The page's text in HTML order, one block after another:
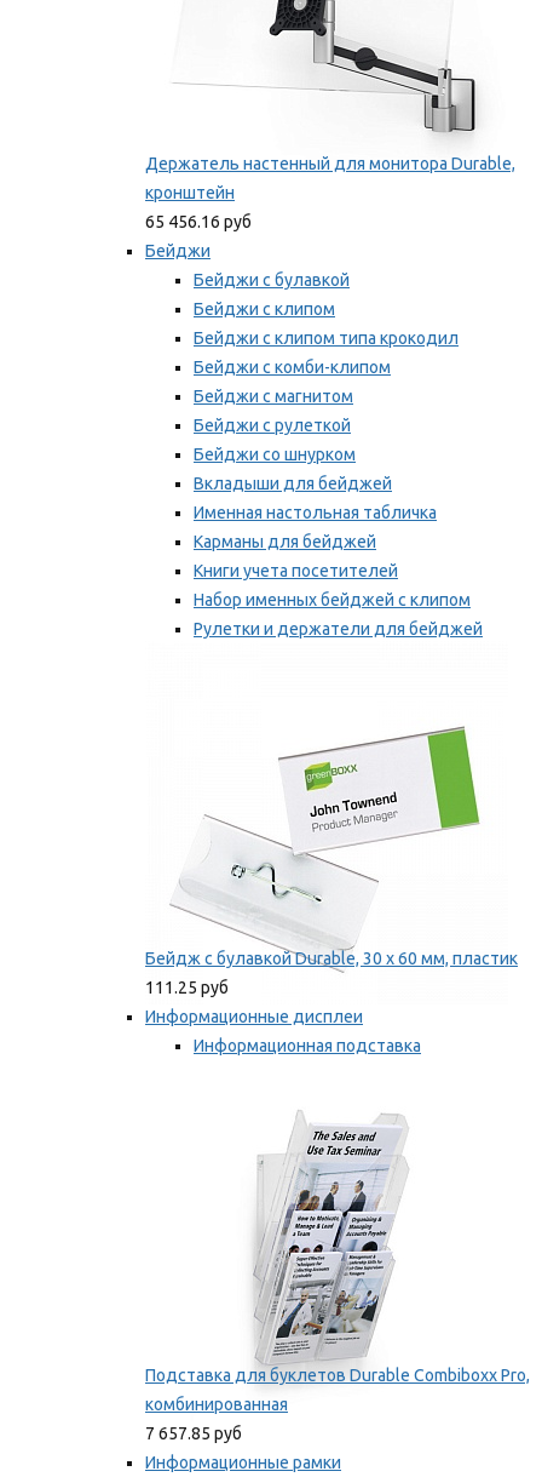
Держатель настенный для монитора Durable,
кронштейн
65 456.16 руб
Бейджи
Бейджи с булавкой
Бейджи с клипом
Бейджи с клипом типа крокодил
Бейджи с комби-клипом
Бейджи с магнитом
Бейджи с рулеткой
Бейджи со шнурком
Вкладыши для бейджей
Именная настольная табличка
Карманы для бейджей
Книги учета посетителей
Набор именных бейджей с клипом
Рулетки и держатели для бейджей
Бейдж с булавкой Durable, 30 х 60 мм, пластик
111.25 руб
Информационные дисплеи
Информационная подставка
Подставка для буклетов Durable Combiboxx Pro,
комбинированная
7 657.85 руб
Информационные рамки